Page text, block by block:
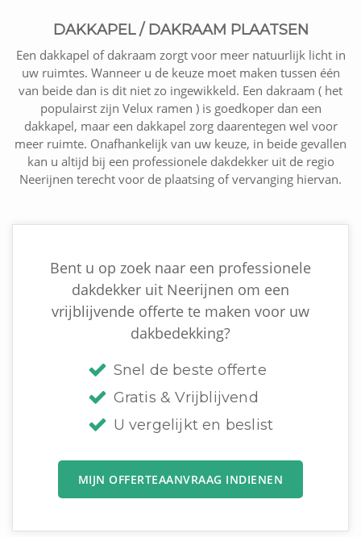
DAKKAPEL / DAKRAAM PLAATSEN
Een dakkapel of dakraam zorgt voor meer natuurlijk licht in
uw ruimtes. Wanneer u de keuze moet maken tussen één
van beide dan is dit niet zo ingewikkeld. Een dakraam ( het
populairst zijn Velux ramen ) is goedkoper dan een
dakkapel, maar een dakkapel zorg daarentegen wel voor
meer ruimte. Onafhankelijk van uw keuze, in beide gevallen
kan u altijd bij een professionele dakdekker uit de regio
Neerijnen terecht voor de plaatsing of vervanging hiervan.
Bent u op zoek naar een professionele
dakdekker uit Neerijnen om een
vrijblijvende offerte te maken voor uw
dakbedekking?
Snel de beste offerte
Gratis & Vrijblijvend
U vergelijkt en beslist
MIJN OFFERTEAANVRAAG INDIENEN